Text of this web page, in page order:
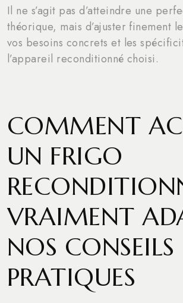
Il ne s’agit pas d’atteindre une
théorique, mais d’ajuster finement
vos besoins concrets et les
l’appareil reconditionné choisi.
COMMENT
UN FRIGO
VRAIMENT
NOS CONSEILS
PRATIQUES